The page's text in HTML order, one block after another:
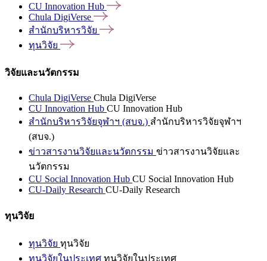
CU Innovation Hub
Chula DigiVerse
สำนักบริหารวิจัย
ทุนวิจัย
วิจัยและนวัตกรรม
Chula DigiVerse Chula DigiVerse
CU Innovation Hub CU Innovation Hub
สำนักบริหารวิจัยจุฬาฯ (สบจ.) สำนักบริหารวิจัยจุฬาฯ
(สบจ.)
ข่าวสารงานวิจัยและนวัตกรรม ข่าวสารงานวิจัยและ
นวัตกรรม
CU Social Innovation Hub CU Social Innovation Hub
CU-Daily Research CU-Daily Research
ทุนวิจัย
ทุนวิจัย ทุนวิจัย
ทุนวิจัยในประเทศ ทุนวิจัยในประเทศ